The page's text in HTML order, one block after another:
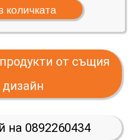
от същия
дизайн
на 0892260434